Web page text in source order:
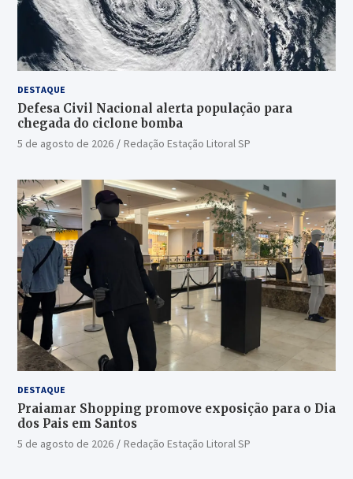
DESTAQUE
Defesa Civil Nacional alerta população para
chegada do ciclone bomba
5 de agosto de 2026 Redação Estação Litoral SP
DESTAQUE
Praiamar Shopping promove exposição para o Dia
dos Pais em Santos
5 de agosto de 2026 Redação Estação Litoral SP